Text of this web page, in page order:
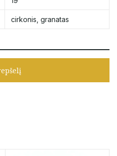
cirkonis granatas